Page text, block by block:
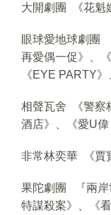
大開劇團 《花魁
眼球愛地球劇團
再愛偶一促》、
《EYE PARTY
相聲瓦舍 《警察
酒店》、《愛U偉
非常林奕華 《賈
果陀劇團 『兩岸
特謀殺案》、《